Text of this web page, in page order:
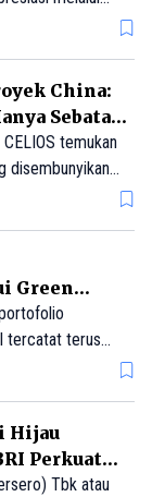
China:
Sebatas
temukan
disembunyikan
China.
Green
tercatat terus
Rp89,9 triliun.
Hijau
Perkuat
Tbk atau